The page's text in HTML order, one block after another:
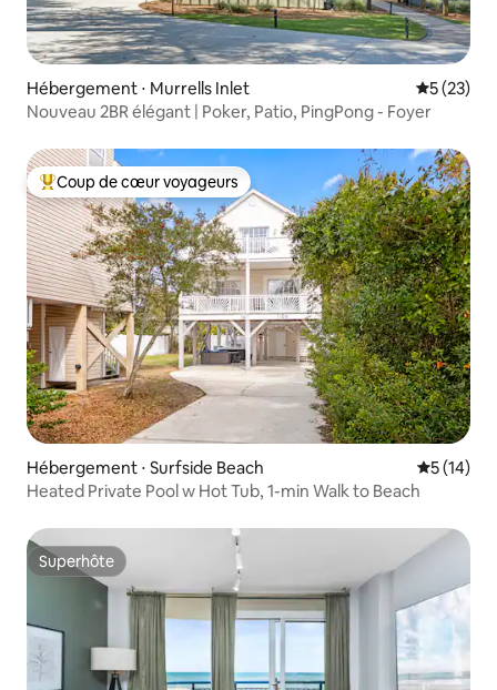
Hébergement ⋅ Murrells Inlet
5 (23)
Nouveau 2BR élégant | Poker, Patio, PingPong - Foyer
Coups de cœur voyageurs les plus appréciés
Coup de cœur voyageurs
Hébergement ⋅ Surfside Beach
5 (14)
Heated Private Pool w Hot Tub, 1-min Walk to Beach
Superhôte
Superhôte